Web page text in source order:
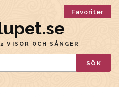
Favoriter
VISOR OCH SÅNGER
SÖK